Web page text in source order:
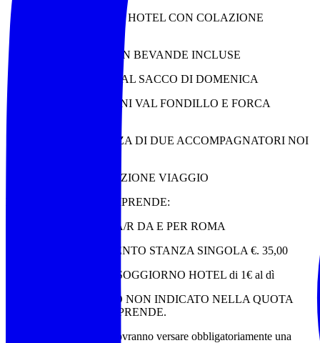
1 NOTTE IN HOTEL CON COLAZIONE
1 CENA CON BEVANDE INCLUSE
1 PRANZO AL SACCO DI DOMENICA
2 ESCUSIONI VAL FONDILLO E FORCA
ASSISTENZA DI DUE ACCOMPAGNATORI NOI
ASSICURAZIONE VIAGGIO
LA QUOTA NON COMPRENDE:
VIAGGIO A/R DA E PER ROMA
SUPPLEMENTO STANZA SINGOLA €. 35,00
TASSA DI SOGGIORNO HOTEL di 1€ al dì
E QUANTO NON INDICATO NELLA QUOTA
NON COMPRENDE.
Tutti i soci partecipanti dovranno versare obbligatoriamente una